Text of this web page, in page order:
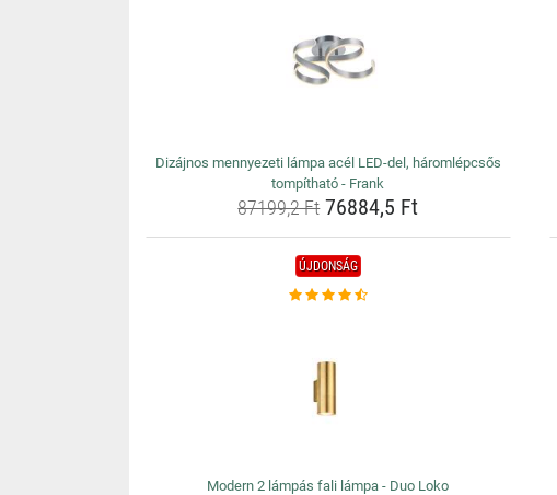
Dizájnos mennyezeti lámpa acél LED-del, háromlépcsős
tompítható - Frank
87199,2 Ft76884,5 Ft
ÚJDONSÁG
Modern 2 lámpás fali lámpa - Duo Loko